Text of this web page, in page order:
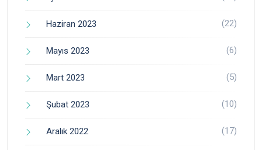
Haziran 2023 (22)
Mayıs 2023 (6)
Mart 2023 (5)
Şubat 2023 (10)
Aralık 2022 (17)